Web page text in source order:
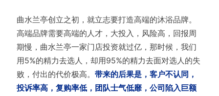
曲水兰亭创立之初，就立志要打造高端的沐浴品牌。
高端品牌需要高端的人才，大投入，风险高，回报周
期慢，曲水兰亭一家门店投资就过亿，那时候，我们
用5%的精力去选人，却用95%的精力去面对选人的失
败，付出的代价极高。 带来的后果是，客户不认同，
投诉率高，复购率低，团队士气低靡，公司陷入巨额